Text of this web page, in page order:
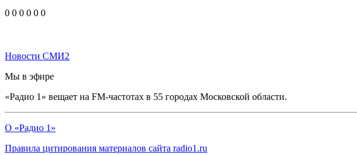
0 0 0 0 0 0
Новости СМИ2
Мы в эфире
«Радио 1» вещает на FM-частотах в 55 городах Московской области.
О «Радио 1»
Правила цитирования материалов сайта radio1.ru